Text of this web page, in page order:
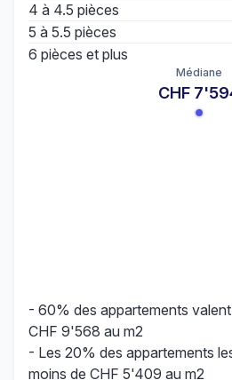
4 à 4.5 pièces
5 à 5.5 pièces
6 pièces et plus
Médiane
CHF
- 60% des appartements
CHF 9'568 au m2
- Les 20% des appartements
moins de CHF 5'409 au m2